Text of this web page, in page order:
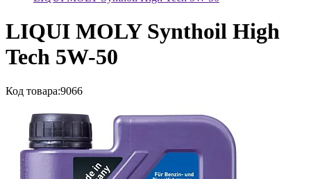
LIQUI MOLY Synthoil High
Tech 5W-50
Код товара:9066